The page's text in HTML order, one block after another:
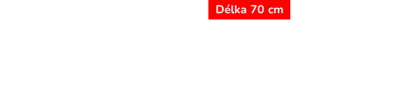
Délka 70 cm